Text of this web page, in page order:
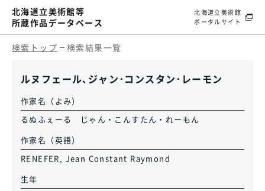
北海道立美術館等
所蔵作品データベース
北海道立美術館
ポータルサイト
検索トップ 検索結果一覧
ルヌフェール､ジャン･コンスタン･レーモン
作家名（よみ）
るぬふぇーる じゃん・こんすたん・れーもん
作家名（英語）
RENEFER, Jean Constant Raymond
生年